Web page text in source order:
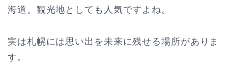
海道。観光地としても人気ですよね。
実は札幌には思い出を未来に残せる場所がありま
す。